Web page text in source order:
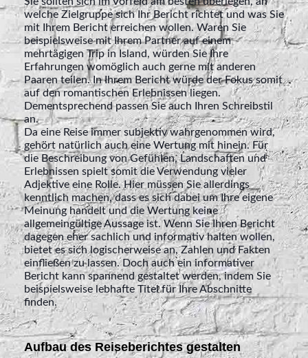
welche Zielgruppe sich Ihr Bericht richtet und was Sie
mit Ihrem Bericht erreichen wollen. Waren Sie
beispielsweise mit Ihrem Partner auf einem
mehrtägigen Trip in Island, würden Sie Ihre
Erfahrungen womöglich auch gerne mit anderen
Paaren teilen. In Ihrem Bericht würde der Fokus somit
auf den romantischen Erlebnissen liegen.
Dementsprechend passen Sie auch Ihren Schreibstil
an.
Da eine Reise immer subjektiv wahrgenommen wird,
gehört natürlich auch eine Wertung mit hinein. Für
die Beschreibung von Gefühlen, Landschaften und
Erlebnissen spielt somit die Verwendung vieler
Adjektive eine Rolle. Hier müssen Sie allerdings
kenntlich machen, dass es sich dabei um Ihre eigene
Meinung handelt und die Wertung keine
allgemeingültige Aussage ist. Wenn Sie Ihren Bericht
dagegen eher sachlich und informativ halten wollen,
bietet es sich logischerweise an, Zahlen und Fakten
einfließen zu lassen. Doch auch ein informativer
Bericht kann spannend gestaltet werden, indem Sie
beispielsweise lebhafte Titel für Ihre Abschnitte
finden.
Aufbau des Reiseberichtes gestalten